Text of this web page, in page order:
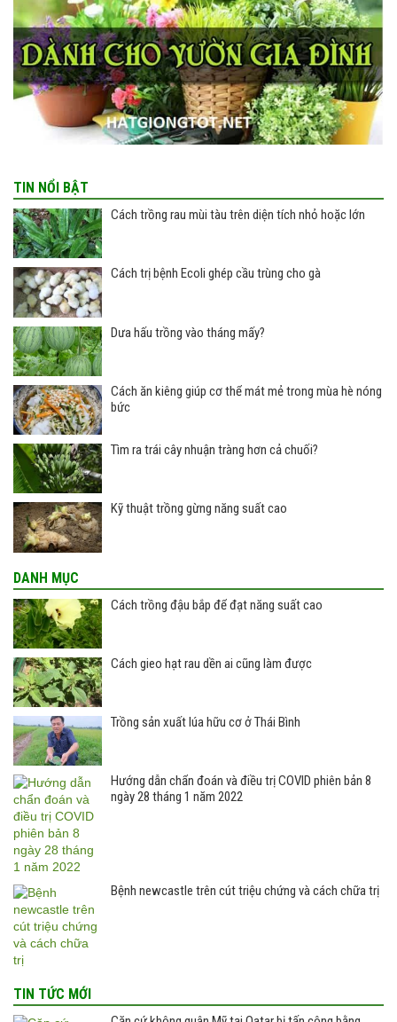
TIN NỔI BẬT
Cách trồng rau mùi tàu trên diện tích nhỏ hoặc lớn
Cách trị bệnh Ecoli ghép cầu trùng cho gà
Dưa hấu trồng vào tháng mấy?
Cách ăn kiêng giúp cơ thể mát mẻ trong mùa hè nóng
bức
Tìm ra trái cây nhuận tràng hơn cả chuối?
Kỹ thuật trồng gừng năng suất cao
DANH MỤC
Cách trồng đậu bắp để đạt năng suất cao
Cách gieo hạt rau dền ai cũng làm được
Trồng sản xuất lúa hữu cơ ở Thái Bình
Hướng dẫn chẩn đoán và điều trị COVID phiên bản 8
ngày 28 tháng 1 năm 2022
Bệnh newcastle trên cút triệu chứng và cách chữa trị
TIN TỨC MỚI